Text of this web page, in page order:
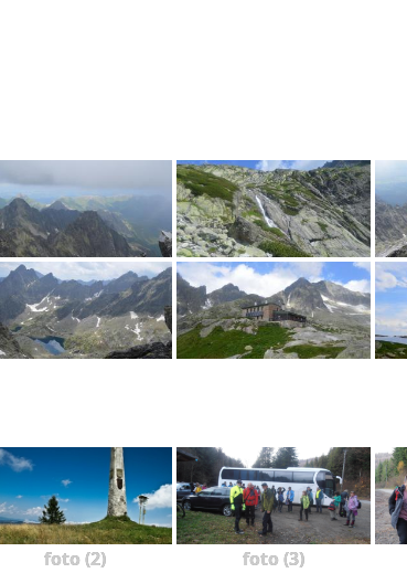
foto (2) foto (3)